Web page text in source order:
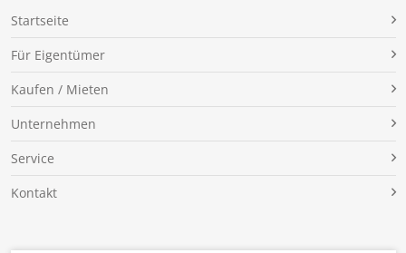
Für Eigentümer
Kaufen / Mieten
Unternehmen
Service
Kontakt